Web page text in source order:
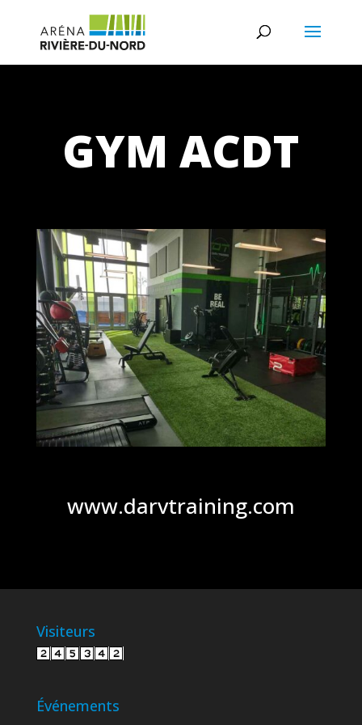
GYM ACDT
www.darvtraining.com
Visiteurs
Événements